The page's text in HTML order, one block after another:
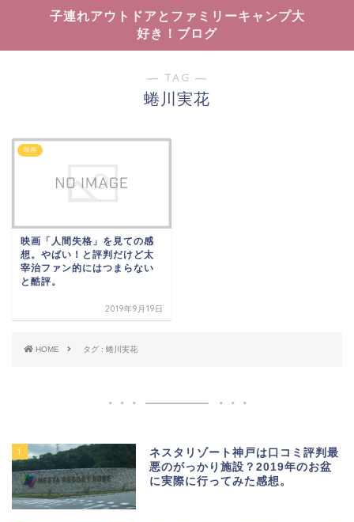
子連れアウトドアとファミリーキャンプ大
好き！ブログ
― TAG ―
蜷川実花
映画
映画「人間失格」を見ての感
想。やばい！と評判だけど太
宰治ファン的にはつまらない
と酷評。
2019年9月19日
HOME タグ : 蜷川実花
1
ネスタリゾート神戸は口コミ評判最
悪のがっかり施設？2019年のお盆
に実際に行ってみた感想。